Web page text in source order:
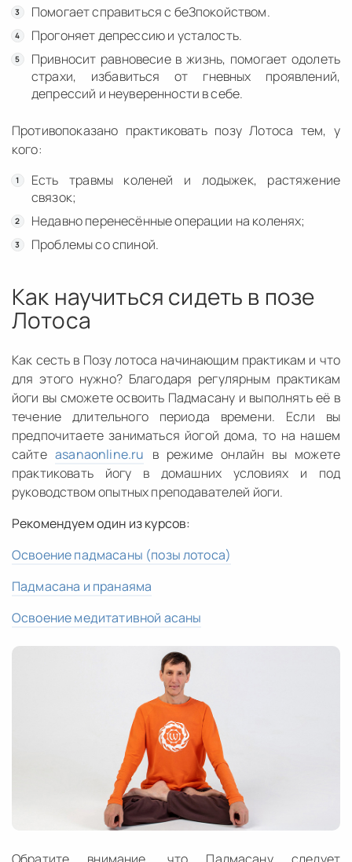
Помогает справиться с беЗпокойством.
Прогоняет депрессию и усталость.
Привносит равновесие в жизнь, помогает одолеть
страхи, избавиться от гневных проявлений,
депрессий и неуверенности в себе.
Противопоказано практиковать позу Лотоса тем, у
кого:
Есть травмы коленей и лодыжек, растяжение
связок;
Недавно перенесённые операции на коленях;
Проблемы со спиной.
Как научиться сидеть в позе
Лотоса
Как сесть в Позу лотоса начинающим практикам и что
для этого нужно? Благодаря регулярным практикам
йоги вы сможете освоить Падмасану и выполнять её в
течение длительного периода времени. Если вы
предпочитаете заниматься йогой дома, то на нашем
сайтеasanaonline.ru в режиме онлайн вы можете
практиковать йогу в домашних условиях и под
руководством опытных преподавателей йоги.
Рекомендуем один из курсов:
Освоение падмасаны (позы лотоса)
Падмасана и пранаяма
Освоение медитативной асаны